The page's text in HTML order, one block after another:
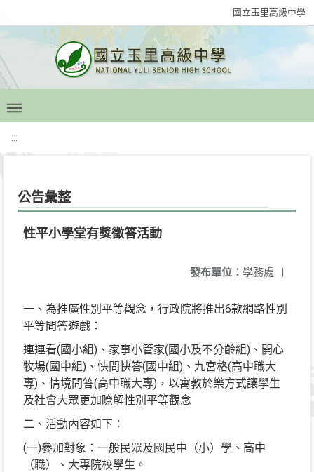
國立玉里高級中學
:::
公告彙整
性平小學堂有獎徵答活動
發布單位： 學務處 |
一、為推廣性別平等觀念，行政院將推出6款網路性別
平等問答遊戲：
連連看(國小組)、家事小管家(國小及不分齡組)、開心
牧場(國中組)、快問快答(國中組)、九宮格(高中職大
專)、情境問答(高中職大專)，以寓教於樂方式讓學生
及社會大眾更加瞭解性別平等觀念
二、活動內容如下：
(一)參加對象：一般民眾及國民中（小）學、高中
（職）、大專院校學生。